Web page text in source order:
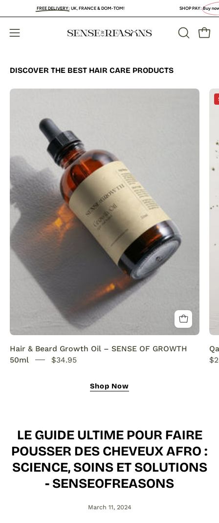
to
content
FREE DELIVERY:UK, FRANCE & DOM-TOM! SHOP PAY:Buy now, PAY
Open
OPEN
DISCOVER THE BEST HAIR CARE PRODUCTS
growth
serum
infused
with
rosemary
oil.
natural
growth
nourishes,
strengthens,
and
revitalizes
hair
thicker,
Hair & Beard Growth Oil – SENSE OF GROWTH
50ml
$34.95
Shop Now
LE GUIDE ULTIME POUR FAIRE
POUSSER DES CHEVEUX AFRO :
SCIENCE, SOINS ET SOLUTIONS
- SENSEOFREASONS
March 11, 2024